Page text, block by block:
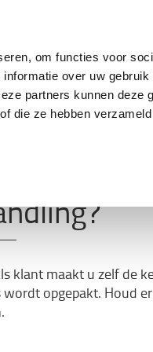
om functies voor
over uw
partners kunnen deze
die ze hebben
klant maakt u zelf de
opgepakt. Houd